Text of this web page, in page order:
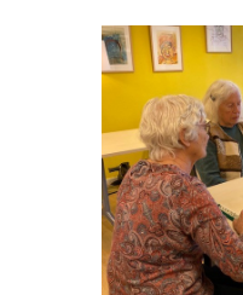
VRIJWILLIGERS &
CONTACT